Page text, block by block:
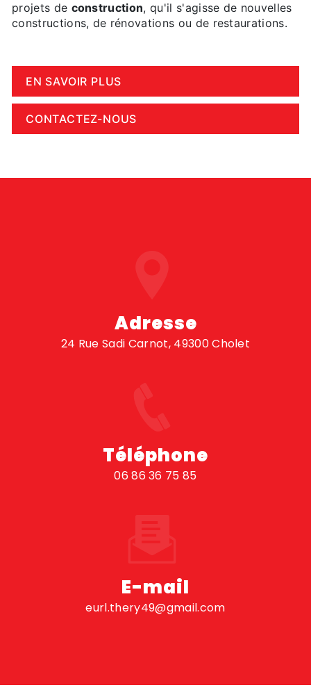
projets de construction, qu'il s'agisse de nouvelles
constructions, de rénovations ou de restaurations.
EN SAVOIR PLUS
CONTACTEZ-NOUS
Adresse
24 Rue Sadi Carnot, 49300 Cholet
Téléphone
06 86 36 75 85
E-mail
eurl.thery49@gmail.com